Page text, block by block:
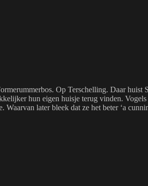
Op Terschelling. Daar huist
hun eigen huisje terug vinden.
later bleek dat ze het beter ‘a